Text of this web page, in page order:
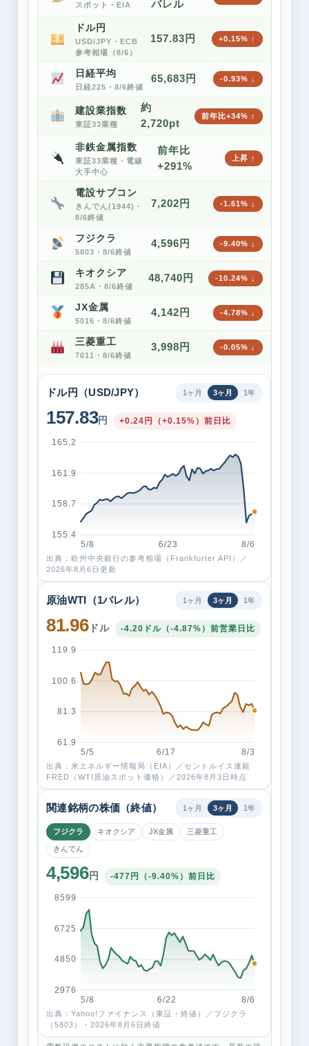
スポット・EIA
バレル
ドル円
USD/JPY・ECB
参考相場（8/6）
157.83円 +0.15% ↑
日経平均
日経225・8/6終値
65,683円 -0.93% ↓
建設業指数
東証33業種
約
2,720pt
前年比+34% ↑
非鉄金属指数
東証33業種・電線
大手中心
前年比
+291%
上昇 ↑
電設サブコン
きんでん(1944)・
8/6終値
7,202円 -1.61% ↓
フジクラ
5803・8/6終値
4,596円 -9.40% ↓
キオクシア
285A・8/6終値
48,740円 -10.24% ↓
JX金属
5016・8/6終値
4,142円 -4.78% ↓
三菱重工
7011・8/6終値
3,998円 -0.05% ↓
ドル円（USD/JPY） 1ヶ月 3ヶ月 1年
157.83円 +0.24円（+0.15%）前日比
155.4
158.7
161.9
165.2
5/8 6/23 8/6
出典：欧州中央銀行の参考相場（Frankfurter API）／
2026年8月6日更新
原油WTI（1バレル） 1ヶ月 3ヶ月 1年
81.96ドル -4.20ドル（-4.87%）前営業日比
61.9
81.3
100.6
119.9
5/5 6/17 8/3
出典：米エネルギー情報局（EIA）／セントルイス連銀
FRED（WTI原油スポット価格）／2026年8月3日時点
関連銘柄の株価（終値） 1ヶ月 3ヶ月 1年
フジクラ キオクシア JX金属 三菱重工
きんでん
4,596円 -477円（-9.40%）前日比
2976
4850
6725
8599
5/8 6/22 8/6
出典：Yahoo!ファイナンス（東証・終値）／フジクラ
（5803）・2026年8月6日終値